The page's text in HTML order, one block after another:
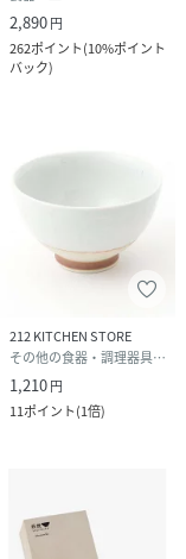
2,890円
262ポイント(10%ポイント
バック)
212 KITCHEN STORE
その他の食器・調理器具・キッチン用品
1,210円
11ポイント(1倍)